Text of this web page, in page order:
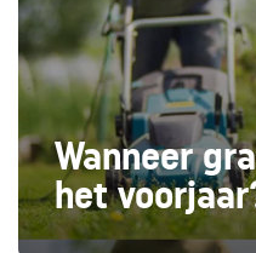
Wanneer
het